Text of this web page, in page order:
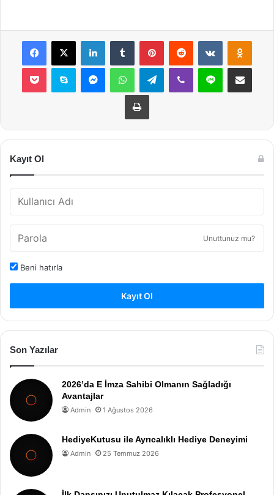
Facebook
X LinkedInTumblr PinterestReddit VKontakte
Pocket Skype MessengerWhatsAppTelegramViber Line E-Posta ile
Yazdır
Kayıt Ol
Unuttunuz mu?
Beni hatırla
Kayıt Ol
Son Yazılar
2026’da E İmza Sahibi Olmanın Sağladığı
Avantajlar
Admin 1 Ağustos 2026
HediyeKutusu ile Ayrıcalıklı Hediye Deneyimi
Admin 25 Temmuz 2026